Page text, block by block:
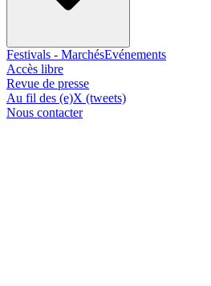
Festivals - MarchésEvénements
Accès libre
Revue de presse
Au fil des (e)X (tweets)
Nous contacter